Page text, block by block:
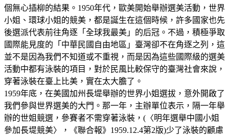
個無心插柳的結果。1950年代，歐美開始舉辦選美活動，世界
小姐、環球小姐的競美，都是誕生在這個時候，許多國家也先
後選派代表前往角逐「全球我最美」的后冠。不過，積極爭取
國際能見度的「中華民國自由地區」臺灣卻不在角逐之列，這
並不是因為我們不知道或不重視，而是因為這些國際級的選美
活動中都有泳裝的項目，對於民風比較保守的臺灣社會來說，
穿著泳裝在臺上比美，實在太大膽了。
1959年底，在美國加州長堤舉辦的世界小姐選拔，意外開啟了
我們參與世界選美的大門。那一年，主辦單位表示，隔一年舉
辦的世姐競選，參賽者不需穿著泳裝，(〈明年選舉中國小姐
參加長堤競美〉，《聯合報》1959.12.4第2版)少了泳裝的顧慮